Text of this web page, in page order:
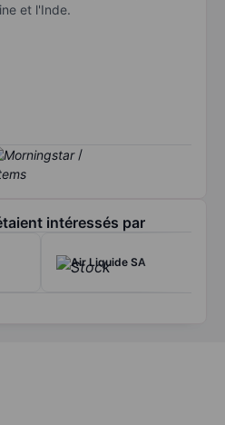
et l'Inde.
/
intéressés par
Air Liquide SA